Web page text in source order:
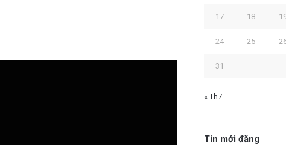
17 18
24 25
31
« Th7
Tin mới đăng